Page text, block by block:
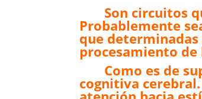
Son circuitos
Probablemente
que
procesamiento
Como es de
cognitiva